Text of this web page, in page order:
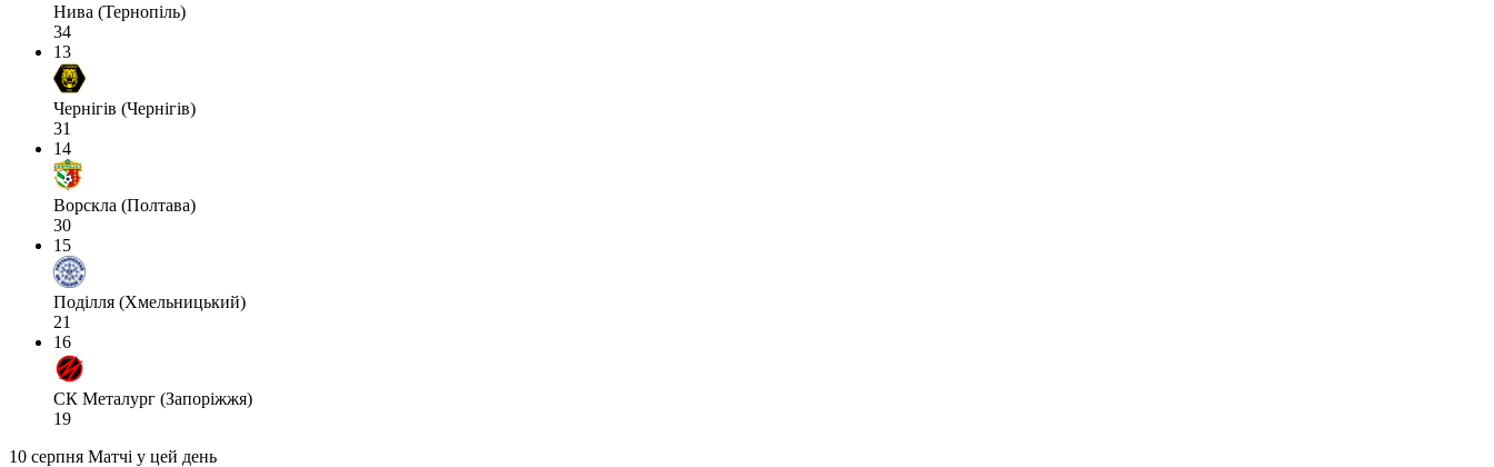
Нива (Тернопіль)
34
13
Чернігів (Чернігів)
31
14
Ворскла (Полтава)
30
15
Поділля (Хмельницький)
21
16
СК Металург (Запоріжжя)
19
10 серпня Матчі у цей день